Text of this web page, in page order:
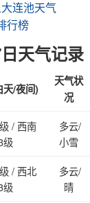
连池天气
行榜
天气记录
天/夜间)
天气状
况
/ 西南
级
多云/
小雪
/ 西北
级
多云/
晴